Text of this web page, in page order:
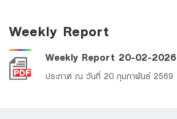
Weekly Report
Weekly Report 20-02-2026
ประกาศ ณ วันที่ 20 กุมภาพันธ์ 2569